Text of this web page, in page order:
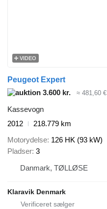
VIDEO
Peugeot Expert
3.600 kr.
≈ 481,60 €
Kassevogn
2012
218.779 km
Motorydelse 126 HK (93 kW)
Pladser 3
Danmark, TØLLØSE
Klaravik Denmark